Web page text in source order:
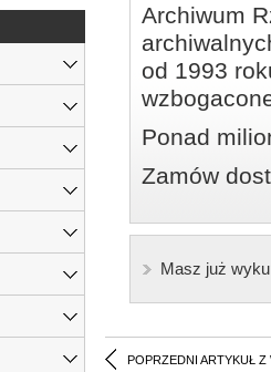
Archiwum
od 1993
Ponad
Zamów
Masz już
POPRZEDNI ARTYKUŁ Z